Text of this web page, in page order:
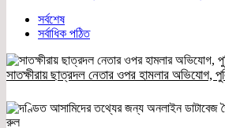
সর্বশেষ
সর্বাধিক পঠিত
সাতক্ষীরায় ছাত্রদল নেতার ওপর হামলার